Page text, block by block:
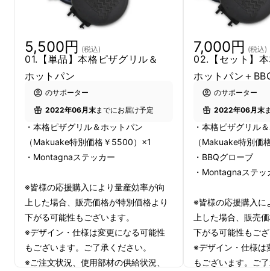
・市販の冷凍ピザをセットして焼くだけのズボ
ラキャンプ飯派から
大自然の中で生地から作るアウトドア本格ピザ
職人まで幅広いユーザーに
5,500円 (税込)
01.【単品】本格ピザグリル＆
ホットパン
のサポーター
2022年06月末までにお届け予定
・本格ピザグリル＆ホットパン
（Makuake特別価格￥5500）×1
・Montagnaステッカー
※皆様の応援購入により量産効率が向
上した場合、販売価格が特別価格より
下がる可能性もございます。
※デザイン・仕様は変更になる可能性
もございます。ご了承ください。
※ご注文状況、使用部材の供給状況、
7,000円 (税込)
02.【セット】
ホットパン＋
のサポーター
2022年06月末
・本格ピザグリル
（Makuake特別価
・BBQグローブ
・Montagnaステッ
※皆様の応援購入に
上した場合、販売
下がる可能性もご
※デザイン・仕様は
もございます。ご